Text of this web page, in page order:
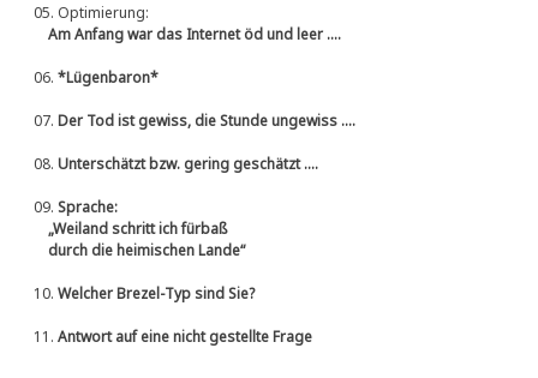
05. Optimierung:
Am Anfang war das Internet öd und leer ....
06.*Lügenbaron*
07.Der Tod ist gewiss, die Stunde ungewiss ....
08.Unterschätzt bzw. gering geschätzt ....
09.Sprache:
„Weiland schritt ich fürbaß
durch die heimischen Lande“
10.Welcher Brezel-Typ sind Sie?
11.Antwort auf eine nicht gestellte Frage